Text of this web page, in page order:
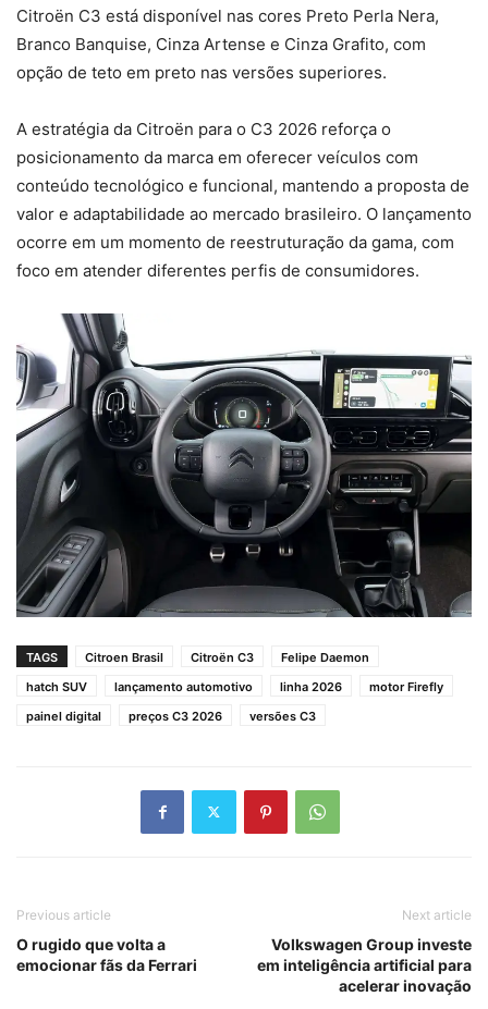
Citroën C3 está disponível nas cores Preto Perla Nera,
Branco Banquise, Cinza Artense e Cinza Grafito, com
opção de teto em preto nas versões superiores.
A estratégia da Citroën para o C3 2026 reforça o
posicionamento da marca em oferecer veículos com
conteúdo tecnológico e funcional, mantendo a proposta de
valor e adaptabilidade ao mercado brasileiro. O lançamento
ocorre em um momento de reestruturação da gama, com
foco em atender diferentes perfis de consumidores.
TAGS Citroen Brasil Citroën C3
Felipe Daemon
hatch SUV
lançamento automotivo linha 2026
motor Firefly
painel digital
preços C3 2026 versões C3
Previous article
O rugido que volta a
emocionar fãs da Ferrari
Next article
Volkswagen Group investe
em inteligência artificial para
acelerar inovação